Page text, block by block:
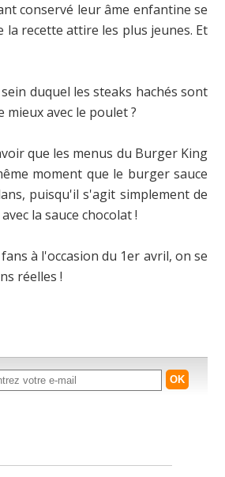
conservé leur âme enfantine se
recette attire les plus jeunes. Et
duquel les steaks hachés sont
avec le poulet ?
que les menus du Burger King
moment que le burger sauce
puisqu'il s'agit simplement de
la sauce chocolat !
à l'occasion du 1er avril, on se
réelles !